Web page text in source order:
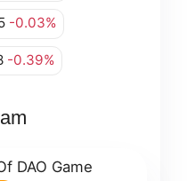
-0.03%
-0.39%
DAO Game